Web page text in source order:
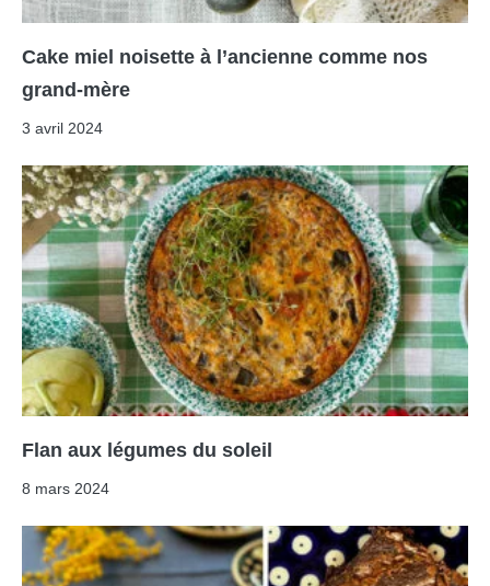
Cake miel noisette à l’ancienne comme nos
grand-mère
3 avril 2024
Flan aux légumes du soleil
8 mars 2024